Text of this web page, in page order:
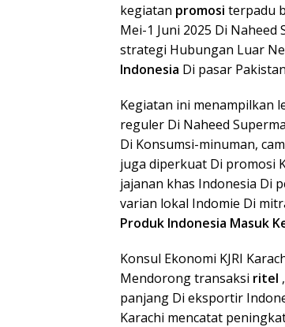
kegiatan promosi terpadu
Mei-1 Juni 2025 Di
strategi Hubungan Luar
Indonesia Di pasar
Kegiatan ini menampilkan
reguler Di Naheed
Di Konsumsi-minuman,
juga diperkuat Di promosi
jajanan khas Indonesia Di
varian lokal Indomie Di
Produk Indonesia Masuk
Konsul Ekonomi KJRI
Mendorong transaksi ritel
panjang Di eksportir
Karachi mencatat